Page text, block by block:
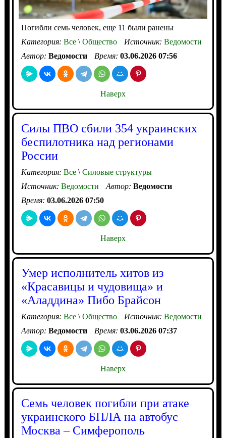
Погибли семь человек, еще 11 были ранены
Категория: Все\Общество Источник: Ведомости
Автор: Ведомости Время: 03.06.2026 07:56
Наверх
Силы ПВО сбили 354 украинских
беспилотника над регионами
России
Категория: Все\Силовые структуры
Источник: Ведомости Автор: Ведомости
Время: 03.06.2026 07:50
Наверх
Умер исполнитель хитов из
«Красавицы и чудовища» и
«Аладдина» Пибо Брайсон
Категория: Все\Общество Источник: Ведомости
Автор: Ведомости Время: 03.06.2026 07:37
Наверх
Семь человек погибли при атаке
украинского БПЛА на автобус
Москва – Симферополь